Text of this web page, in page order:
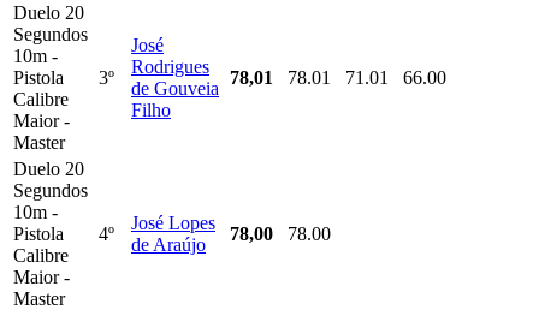
Duelo 20
Segundos
10m -
Pistola
Calibre
Maior -
Master
3º
José
Rodrigues
de Gouveia
Filho
78,01 78.01 71.01 66.00
Duelo 20
Segundos
10m -
Pistola
Calibre
Maior -
Master
4º
José Lopes
de Araújo
78,00 78.00